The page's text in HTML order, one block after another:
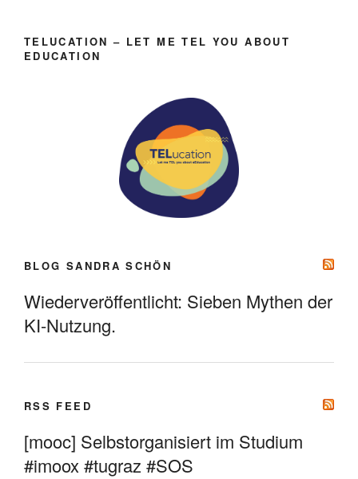
TELUCATION – LET ME TEL YOU ABOUT
EDUCATION
BLOG SANDRA SCHÖN
Wiederveröffentlicht: Sieben Mythen der
KI-Nutzung.
RSS FEED
[mooc] Selbstorganisiert im Studium
#imoox #tugraz #SOS